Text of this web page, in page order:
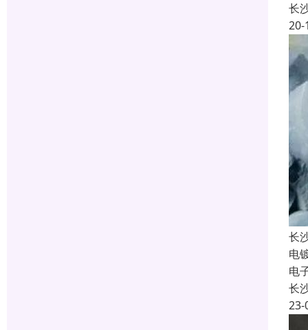
长
20-
长
电
电
长
23-